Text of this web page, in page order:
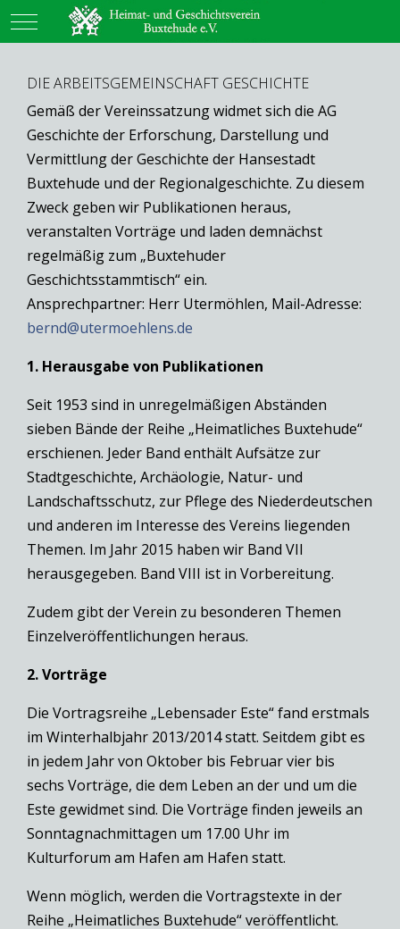
Mobile Menu Toggle
DIE ARBEITSGEMEINSCHAFT GESCHICHTE
Gemäß der Vereinssatzung widmet sich die AG
Geschichte der Erforschung, Darstellung und
Vermittlung der Geschichte der Hansestadt
Buxtehude und der Regionalgeschichte. Zu diesem
Zweck geben wir Publikationen heraus,
veranstalten Vorträge und laden demnächst
regelmäßig zum „Buxtehuder
Geschichtsstammtisch“ ein.
Ansprechpartner: Herr Utermöhlen, Mail-Adresse:
bernd@utermoehlens.de
1. Herausgabe von Publikationen
Seit 1953 sind in unregelmäßigen Abständen
sieben Bände der Reihe „Heimatliches Buxtehude“
erschienen. Jeder Band enthält Aufsätze zur
Stadtgeschichte, Archäologie, Natur- und
Landschaftsschutz, zur Pflege des Niederdeutschen
und anderen im Interesse des Vereins liegenden
Themen. Im Jahr 2015 haben wir Band VII
herausgegeben. Band VIII ist in Vorbereitung.
Zudem gibt der Verein zu besonderen Themen
Einzelveröffentlichungen heraus.
2. Vorträge
Die Vortragsreihe „Lebensader Este“ fand erstmals
im Winterhalbjahr 2013/2014 statt. Seitdem gibt es
in jedem Jahr von Oktober bis Februar vier bis
sechs Vorträge, die dem Leben an der und um die
Este gewidmet sind. Die Vorträge finden jeweils an
Sonntagnachmittagen um 17.00 Uhr im
Kulturforum am Hafen am Hafen statt.
Wenn möglich, werden die Vortragstexte in der
Reihe „Heimatliches Buxtehude“ veröffentlicht.